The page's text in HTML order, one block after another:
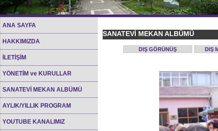
ANA SAYFA
HAKKIMIZDA
İLETİŞİM
YÖNETİM ve KURULLAR
SANATEVİ MEKAN ALBÜMÜ
AYLIK/YILLIK PROGRAM
YOUTUBE KANALIMIZ
SANATEVİ MEKAN ALBÜMÜ
DIŞ GÖRÜNÜŞ DIŞ